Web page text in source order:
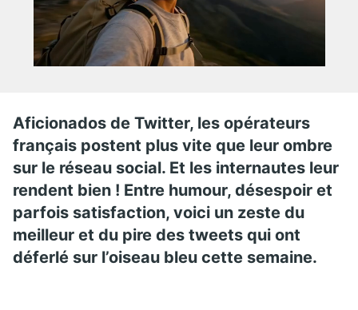
Aficionados de Twitter, les opérateurs
français postent plus vite que leur ombre
sur le réseau social. Et les internautes leur
rendent bien ! Entre humour, désespoir et
parfois satisfaction, voici un zeste du
meilleur et du pire des tweets qui ont
déferlé sur l’oiseau bleu cette semaine.